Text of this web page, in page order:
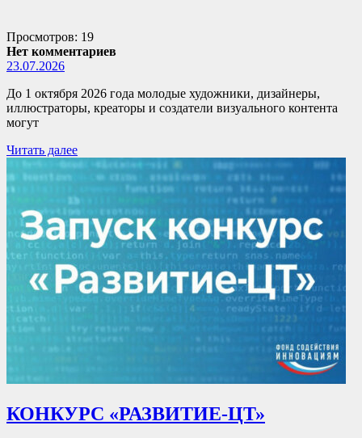
Просмотров: 19
Нет комментариев
23.07.2026
До 1 октября 2026 года молодые художники, дизайнеры,
иллюстраторы, креаторы и создатели визуального контента
могут
Читать далее
КОНКУРС «РАЗВИТИЕ-ЦТ»